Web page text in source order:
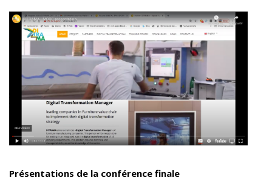
Présentations de la conférence finale